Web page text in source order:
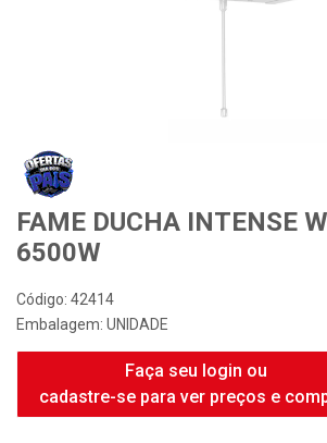
FAME DUCHA INTENSE
6500W
Código: 42414
Embalagem: UNIDADE
Faça seu login ou
cadastre-se para ver preços e